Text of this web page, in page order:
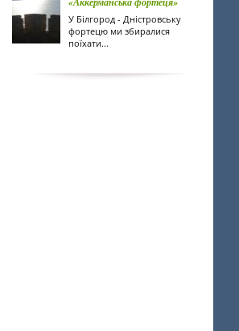
У Білгород - Дністровську
фортецю ми збиралися
поїхати...